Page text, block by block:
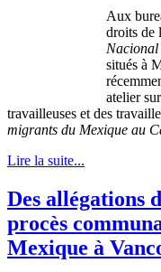
Aux
droits de
Nacional
situés à
ateliersur
travailleuses et des
migrants du Mexique au
Lire la suite...
Des allégations
procès
Mexique à